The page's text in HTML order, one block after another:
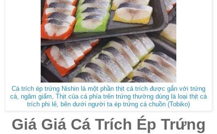
Cá trích ép trứng Nishin là một phần thịt cá trích được gắn với trứng
cá, ngâm giấm, Thịt của cá phía trên trứng thường dùng là loại thịt cá
trích phi lê, bên dưới người ta ép trứng cá chuồn (Tobiko)
Giá Giá Cá Trích Ép Trứng